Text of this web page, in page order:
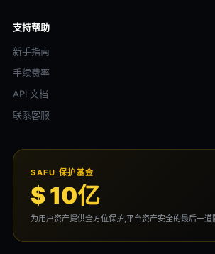
支持帮助
新手指南
手续费率
API 文档
联系客服
SAFU 保护基金
$ 10亿
为用户资产提供全方位保护,平台资产安全的最后一道